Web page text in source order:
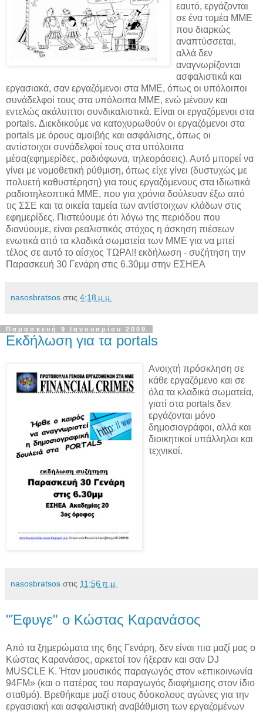
εαυτό, εργάζονται
σε ένα τομέα ΜΜΕ
που διαρκώς
αναπτύσσεται,
αλλά δεν
αναγνωρίζονται
ασφαλιστικά και
εργασιακά, σαν εργαζόμενοι στα ΜΜΕ, όπως οι υπόλοιποι
συνάδελφοί τους στα υπόλοιπα ΜΜΕ, ενώ μένουν και
εντελώς ακάλυπτοι συνδικαλιστικά. Είναι οι εργαζόμενοι στα
portals. Διεκδικούμε να κατοχυρωθούν οι εργαζόμενοι στα
portals με όρους αμοιβής και ασφάλισης, όπως οι
αντίστοιχοι συνάδελφοί τους στα υπόλοιπα
μέσα(εφημερίδες, ραδιόφωνα, τηλεοράσεις). Αυτό μπορεί να
γίνει με νομοθετική ρύθμιση, όπως είχε γίνει (δυστυχώς με
πολυετή καθυστέρηση) για τους εργαζόμενους στα ιδιωτικά
ραδιοτηλεοπτικά ΜΜΕ, που για χρόνια δούλευαν έξω από
τις ΣΣΕ και τα οικεία ταμεία των αντίστοιχων κλάδων στις
εφημερίδες. Πιστεύουμε ότι λόγω της περιόδου που
διανύουμε, είναι ρεαλιστικός στόχος η άσκηση πιέσεων
ενωτικά από τα κλαδικά σωματεία των ΜΜΕ για να μπεί
τέλος σε αυτό το αίσχος ΤΩΡΑ!! εκδήλωση - συζήτηση την
Παρασκευή 30 Γενάρη στις 6.30μμ στην ΕΣΗΕΑ
nasosbratsos στις 4:18 μ.μ.
Παρασκευή 9 Ιανουαρίου 2009
Εκδήλωση για τα portals
Ανοιχτή πρόσκληση σε
κάθε εργαζόμενο και σε
όλα τα κλαδικά σωματεία,
γιατί στα portals δεν
εργάζονται μόνο
δημοσιογράφοι, αλλά και
διοικητικοί υπάλληλοι και
τεχνικοί.
nasosbratsos στις 11:56 π.μ.
"Έφυγε" ο Κώστας Καρανάσος
Από τα ξημερώματα της 6ης Γενάρη, δεν είναι πια μαζί μας ο
Κώστας Καρανάσος, αρκετοί τoν ήξεραν και σαν DJ
MUSCLE K. Ήταν μουσικός παραγωγός στον «επικοινωνία
94FM» (και ο πατέρας του παραγωγός διαφήμισης στον ίδιο
σταθμό). Βρεθήκαμε μαζί στους δύσκολους αγώνες για την
εργασιακή και ασφαλιστική αναβάθμιση των εργαζομένων